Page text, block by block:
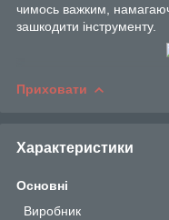
чимось важким,
зашкодити інструменту.
Приховати
Характеристики
Основні
Виробник